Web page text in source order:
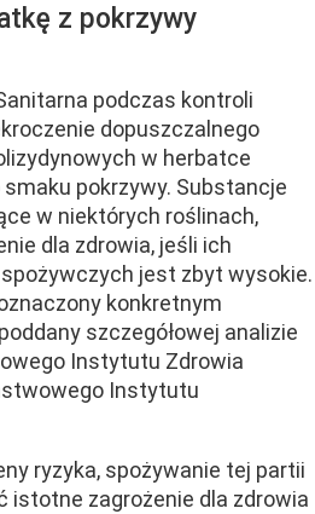
z pokrzywy
podczas kontroli
dopuszczalnego
w herbatce
pokrzywy. Substancje
w niektórych roślinach,
dla zdrowia, jeśli ich
jest zbyt wysokie.
konkretnym
szczegółowej analizie
Instytutu Zdrowia
Instytutu
ryzyka, spożywanie tej partii
istotne zagrożenie dla zdrowia